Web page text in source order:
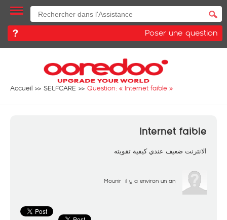
Poser une question
Accueil SELFCARE Question: « Internet faible »
Internet faible
الانترنت ضعيف عندي كيفية تقويته
Mounir il y a environ un an